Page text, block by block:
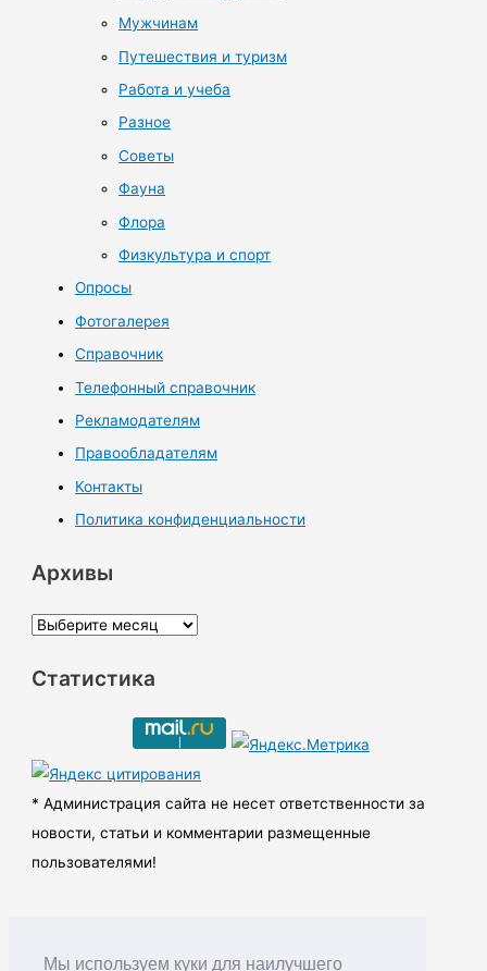
Мы используем куки для наилучшего
Мужчинам
Путешествия и туризм
Работа и учеба
Разное
Советы
Фауна
Флора
Физкультура и спорт
Опросы
Фотогалерея
Справочник
Телефонный справочник
Рекламодателям
Правообладателям
Контакты
Политика конфиденциальности
Архивы
А
х
ы
Статистика
* Администрация сайта не несет ответственности за
новости, статьи и комментарии размещенные
пользователями!